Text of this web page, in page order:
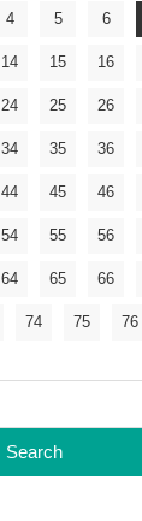
4 5 6
14 15 16
24 25 26
34 35 36
44 45 46
54 55 56
64 65 66
74 75 76
Search